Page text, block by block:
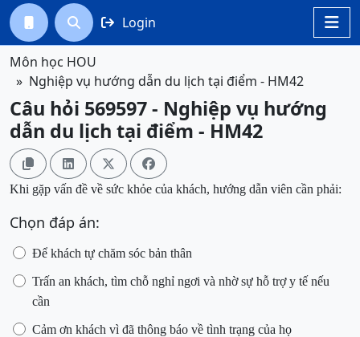

  Login
Môn học HOU
Nghiệp vụ hướng dẫn du lịch tại điểm - HM42
Câu hỏi 569597 - Nghiệp vụ hướng
dẫn du lịch tại điểm - HM42
   
Khi gặp vấn đề về sức khỏe của khách, hướng dẫn viên cần phải:
Chọn đáp án:
Để khách tự chăm sóc bản thân
Trấn an khách, tìm chỗ nghỉ ngơi và nhờ sự hỗ trợ y tế nếu
cần
Cảm ơn khách vì đã thông báo về tình trạng của họ